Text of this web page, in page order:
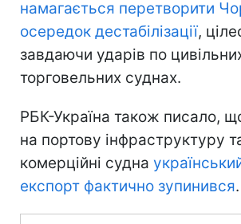
намагається перетворити
осередок дестабілізації,
завдаючи ударів по
торговельних суднах.
РБК-Україна також писало,
на портову інфраструктуру
комерційні судна
експорт фактично зупинився.